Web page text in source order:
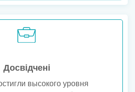
Досвідчені
высокого уровня